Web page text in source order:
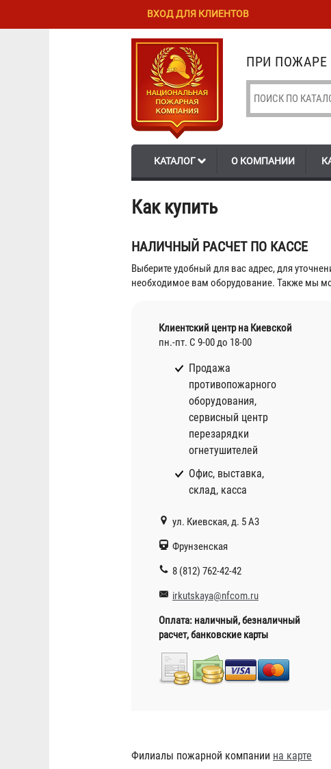
Перейти к
содержанию
Skip to
ПРИ ПОЖАРЕ
КАТАЛОГ О КОМПАНИИ
ВХОД ДЛЯ КЛИЕНТОВ
Как купить
НАЛИЧНЫЙ РАСЧЕТ ПО КАССЕ
Выберите удобный для вас адрес, для
необходимое вам оборудование. Также мы
Клиентский центр на Киевской
пн.-пт. С 9-00 до 18-00
Продажа
противопожарного
оборудования,
сервисный центр
перезарядки
огнетушителей
Офис, выставка,
склад, касса
ул. Киевская, д. 5 А3
Фрунзенская
8 (812) 762-42-42
irkutskaya@nfcom.ru
Оплата: наличный, безналичный
расчет, банковские карты
Филиалы пожарной компании на карте